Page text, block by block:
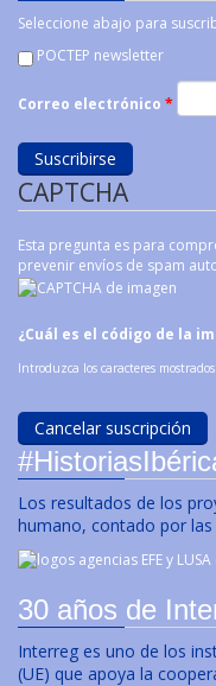
Seleccione abajo para
POCTEP newsletter
Correo electrónico *
CAPTCHA
Esta pregunta es para
prevenir envíos de spam
¿Cuál es el código de la
Introduzca los caracteres
Los resultados de los
humano, contado por las
30 años de
Interreg es uno de los
(UE) que apoya la